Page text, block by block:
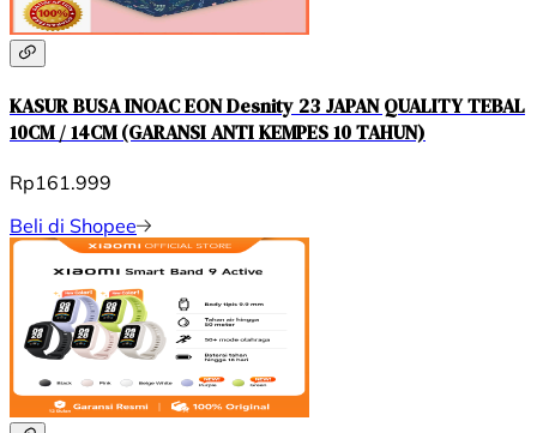
KASUR BUSA INOAC EON Desnity 23 JAPAN QUALITY TEBAL
10CM / 14CM (GARANSI ANTI KEMPES 10 TAHUN)
Rp161.999
Beli di Shopee